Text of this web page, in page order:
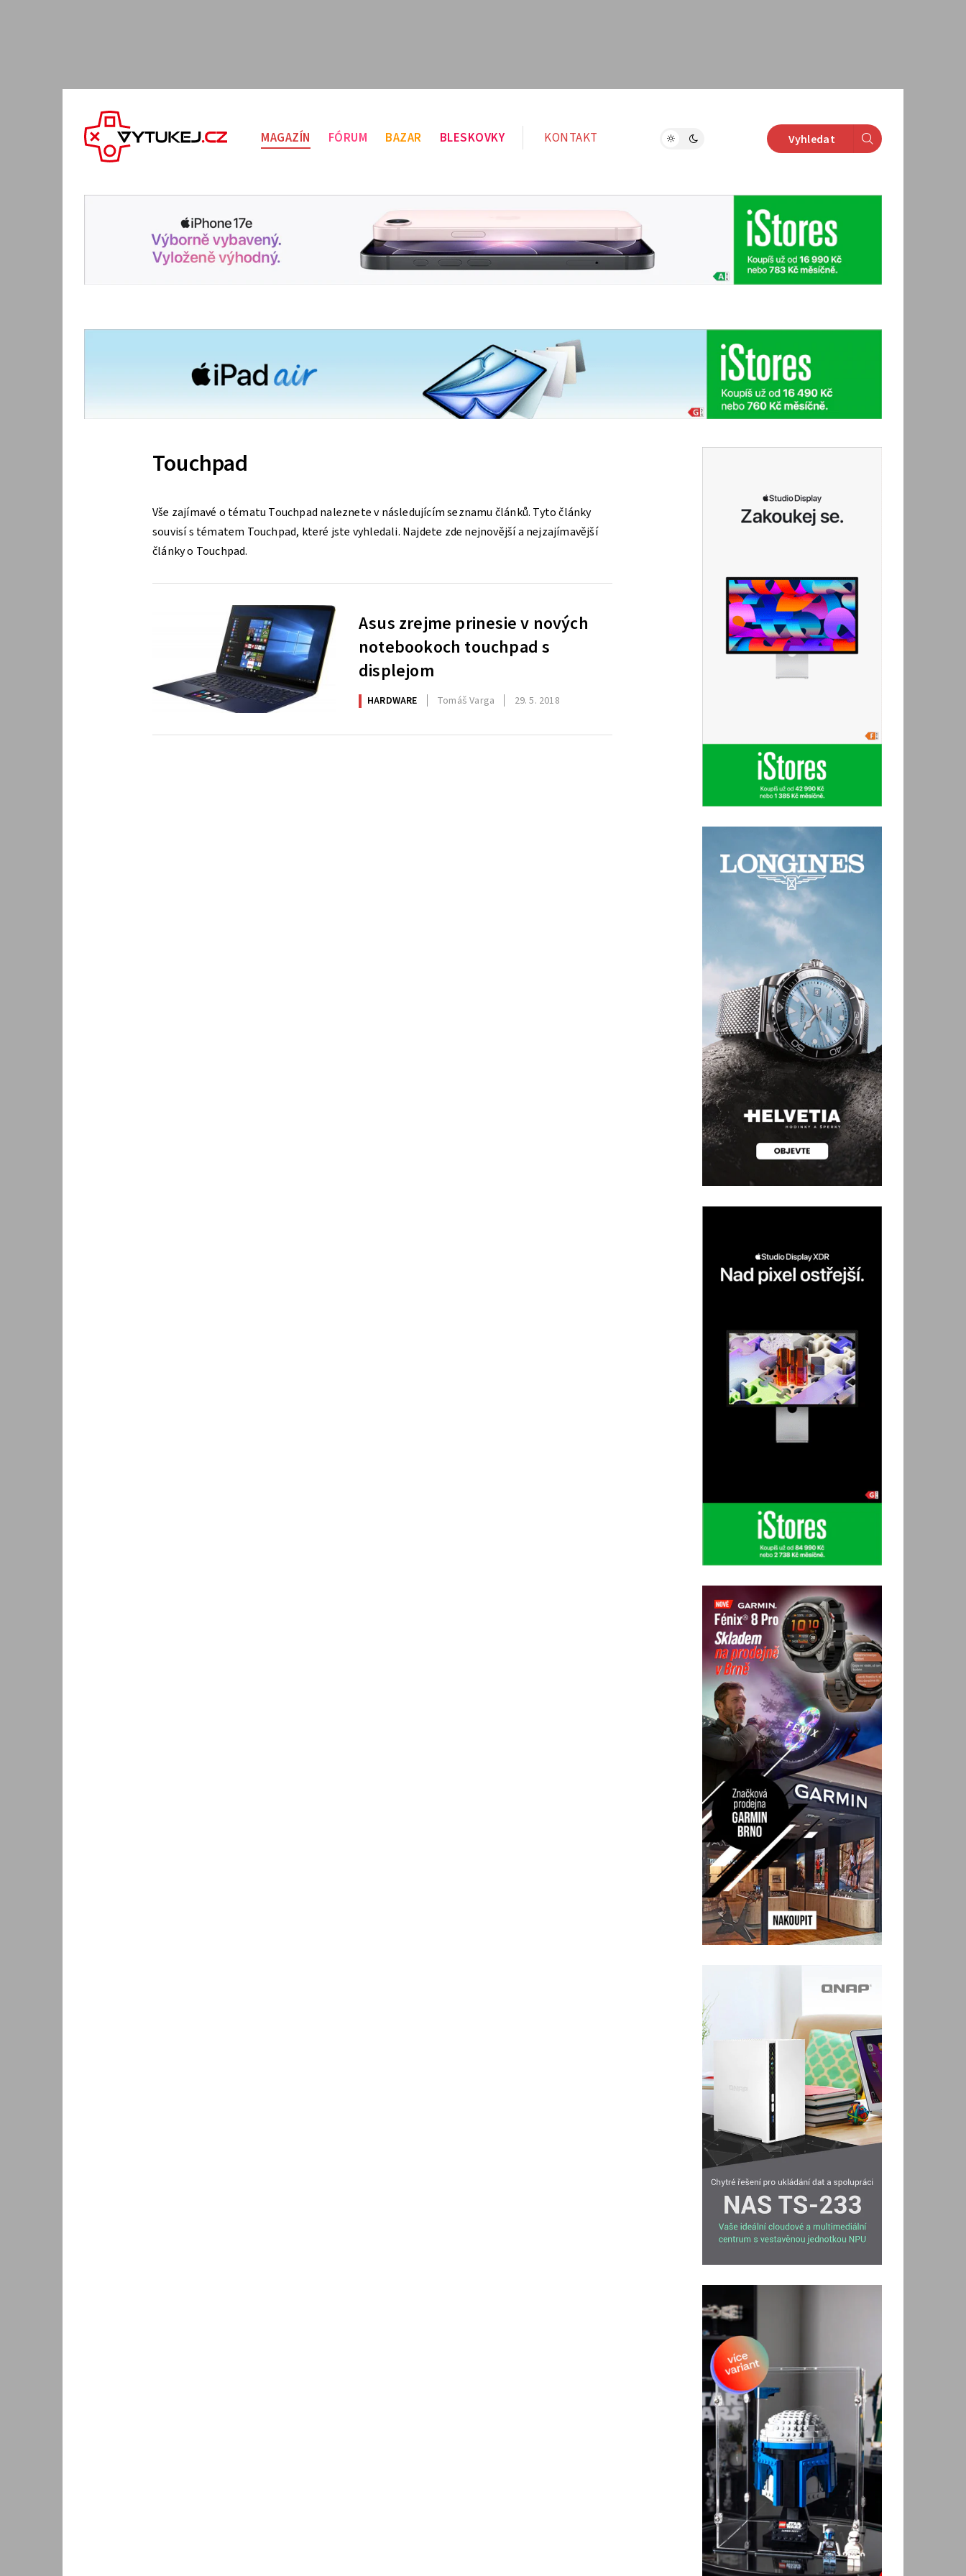
MAGAZÍN FÓRUM BAZAR BLESKOVKY KONTAKT Vyhledat
Touchpad
Vše zajímavé o tématu Touchpad naleznete v následujícím seznamu článků. Tyto články
souvisí s tématem Touchpad, které jste vyhledali. Najdete zde nejnovější a nejzajímavější
články o Touchpad.
Asus zrejme prinesie v nových
notebookoch touchpad s
displejom
HARDWARE Tomáš Varga 29. 5. 2018